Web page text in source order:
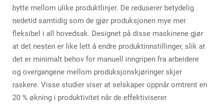
bytte mellom ulike produktlinjer. De reduserer betydelig
nedetid samtidig som de gjør produksjonen mye mer
fleksibel i all hovedsak. Designet på disse maskinene gjør
at det nesten er like lett å endre produktinnstillinger, slik at
det er minimalt behov for manuell inngripen fra arbeidere
og overgangene mellom produksjonskjøringer skjer
raskere. Visse studier viser at selskaper oppnår omtrent en
20 % økning i produktivitet når de effektiviserer